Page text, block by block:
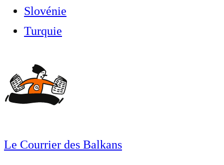
Slovénie
Turquie
Le Courrier des Balkans